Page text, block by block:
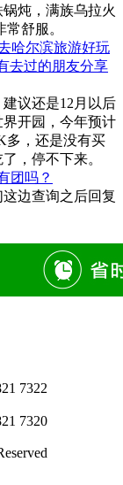
炖，满族乌拉火
舒服。
哈尔滨旅游好玩
去过的朋友分享
议还是12月以后
开园，今年预计
多，还是没有买
，停不下来。
团吗？
边查询之后回复
7322
7320